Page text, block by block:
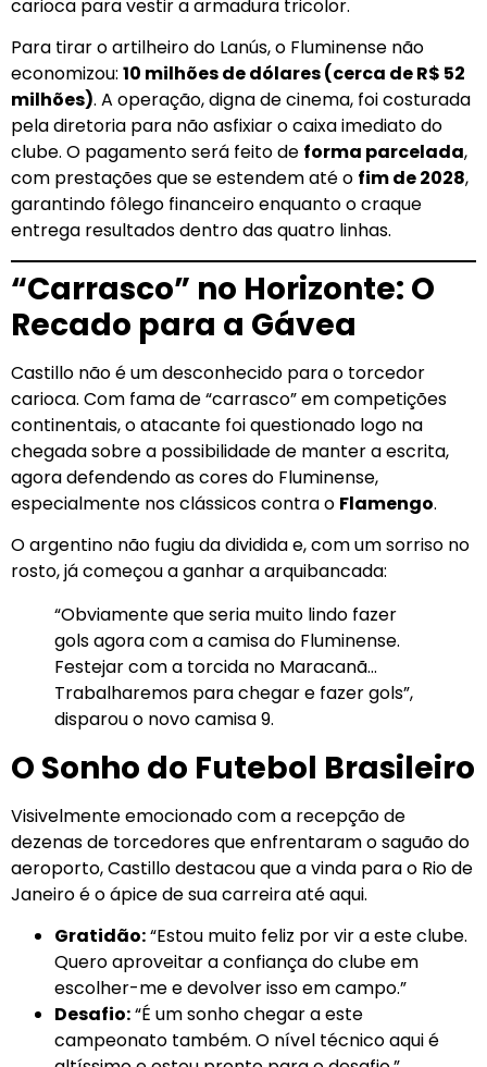
carioca para vestir a armadura tricolor.
Para tirar o artilheiro do Lanús, o Fluminense não
economizou: 10 milhões de dólares (cerca de R$ 52
milhões). A operação, digna de cinema, foi costurada
pela diretoria para não asfixiar o caixa imediato do
clube. O pagamento será feito de forma parcelada,
com prestações que se estendem até o fim de 2028,
garantindo fôlego financeiro enquanto o craque
entrega resultados dentro das quatro linhas.
“Carrasco” no Horizonte: O
Recado para a Gávea
Castillo não é um desconhecido para o torcedor
carioca. Com fama de “carrasco” em competições
continentais, o atacante foi questionado logo na
chegada sobre a possibilidade de manter a escrita,
agora defendendo as cores do Fluminense,
especialmente nos clássicos contra o Flamengo.
O argentino não fugiu da dividida e, com um sorriso no
rosto, já começou a ganhar a arquibancada:
“Obviamente que seria muito lindo fazer
gols agora com a camisa do Fluminense.
Festejar com a torcida no Maracanã…
Trabalharemos para chegar e fazer gols”,
disparou o novo camisa 9.
O Sonho do Futebol Brasileiro
Visivelmente emocionado com a recepção de
dezenas de torcedores que enfrentaram o saguão do
aeroporto, Castillo destacou que a vinda para o Rio de
Janeiro é o ápice de sua carreira até aqui.
Gratidão:“Estou muito feliz por vir a este clube.
Quero aproveitar a confiança do clube em
escolher-me e devolver isso em campo.”
Desafio:“É um sonho chegar a este
campeonato também. O nível técnico aqui é